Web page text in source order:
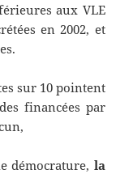
aux VLE
en 2002, et
sur 10 pointent
financées par
démocrature, la